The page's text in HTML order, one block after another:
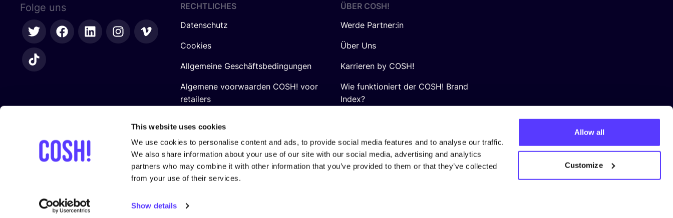
This website uses cookies
We use cookies to personalise content and ads, to provide social media features and to analyse our traffic.
We also share information about your use of our site with our social media, advertising and analytics
partners who may combine it with other information that you’ve provided to them or that they’ve collected
from your use of their services.
Show details
Allow all
Customize
Folge uns
RECHTLICHES
Datenschutz
Cookies
Allgemeine Geschäftsbedingungen
Algemene voorwaarden COSH! voor
retailers
ÜBER COSH!
Werde Partner:in
Über Uns
Karrieren by COSH!
Wie funktioniert der COSH! Brand
Index?